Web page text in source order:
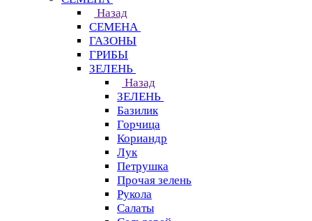
Назад
СЕМЕНА
ГАЗОНЫ
ГРИБЫ
ЗЕЛЕНЬ
Назад
ЗЕЛЕНЬ
Базилик
Горчица
Кориандр
Лук
Петрушка
Прочая зелень
Рукола
Салаты